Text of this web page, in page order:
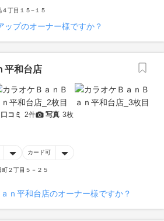
丁目１５−１５
ップのオーナー様ですか？
平和台店
口コミ 2件 写真 3枚
カード可
２丁目５－２５
ｎ平和台店のオーナー様ですか？